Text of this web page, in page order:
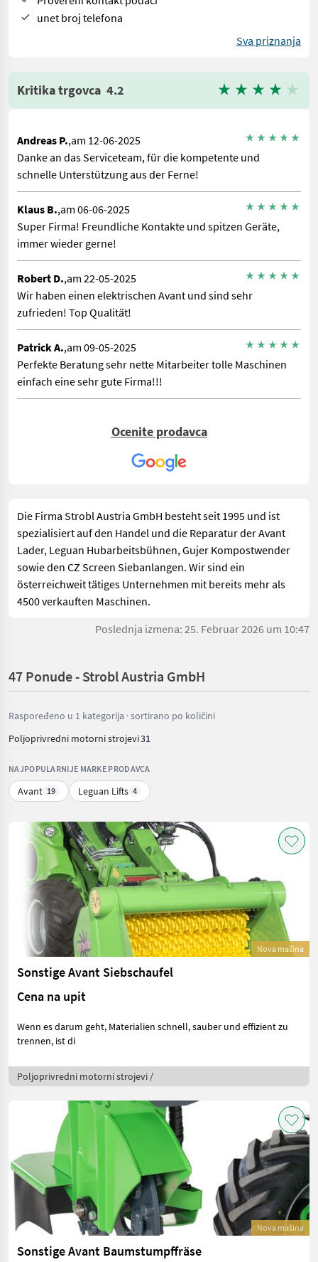
unet broj telefona
Sva priznanja
Kritika trgovca 4.2
Andreas P.,am 12-06-2025
Danke an das Serviceteam, für die kompetente und
schnelle Unterstützung aus der Ferne!
Klaus B.,am 06-06-2025
Super Firma! Freundliche Kontakte und spitzen Geräte,
immer wieder gerne!
Robert D.,am 22-05-2025
Wir haben einen elektrischen Avant und sind sehr
zufrieden! Top Qualität!
Patrick A.,am 09-05-2025
Perfekte Beratung sehr nette Mitarbeiter tolle Maschinen
einfach eine sehr gute Firma!!!
Ocenite prodavca
Die Firma Strobl Austria GmbH besteht seit 1995 und ist
spezialisiert auf den Handel und die Reparatur der Avant
Lader, Leguan Hubarbeitsbühnen, Gujer Kompostwender
sowie den CZ Screen Siebanlangen. Wir sind ein
österreichweit tätiges Unternehmen mit bereits mehr als
4500 verkauften Maschinen.
Poslednja izmena: 25. Februar 2026 um 10:47
47 Ponude - Strobl Austria GmbH
Raspoređeno u 1 kategorija · sortirano po količini
Poljoprivredni motorni strojevi31
NAJPOPULARNIJE MARKE PRODAVCA
Avant 19 Leguan Lifts 4
Nova mašina
Sonstige Avant Siebschaufel
Cena na upit
Wenn es darum geht, Materialien schnell, sauber und effizient zu
trennen, ist di
Poljoprivredni motorni strojevi /
Nova mašina
Sonstige Avant Baumstumpffräse